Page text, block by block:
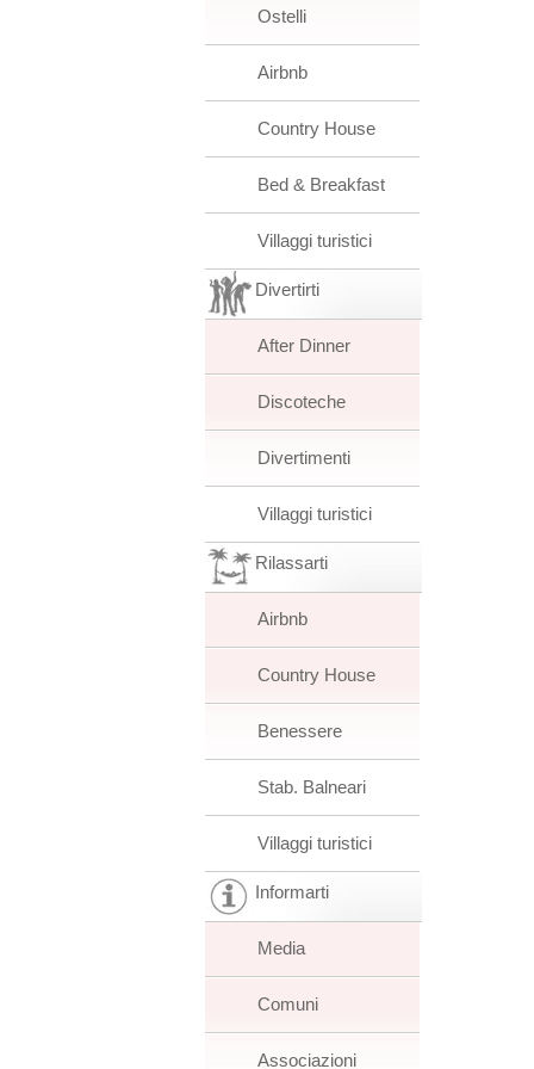
Ostelli
Airbnb
Country House
Bed & Breakfast
Villaggi turistici
Divertirti
After Dinner
Discoteche
Divertimenti
Villaggi turistici
Rilassarti
Airbnb
Country House
Benessere
Stab. Balneari
Villaggi turistici
Informarti
Media
Comuni
Associazioni